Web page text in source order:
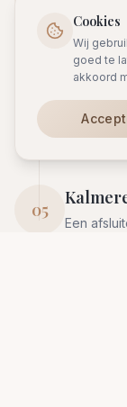
04
De
diep in de
05
Een
Cookies
Wij
goed te
akkoord